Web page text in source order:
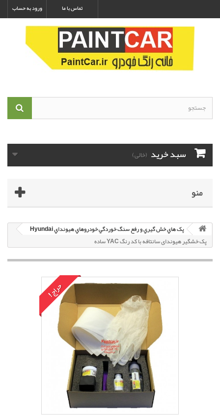
ورود به حساب تماس با ما
سبد خرید (خالی)
منو
پک هاي خش گيري و رفع سنگ خوردگي خودروهاي هيونداي Hyundai
پک خشگير هیوندای سانتافه با کد رنگ YAC ساده
حراج!